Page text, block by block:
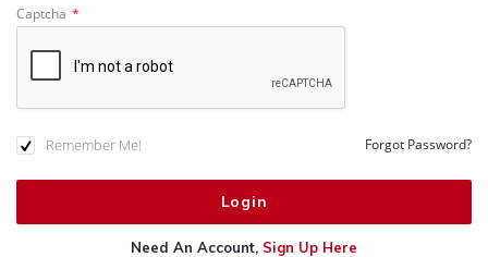
Captcha *
Remember Me! Forgot Password?
Need An Account, Sign Up Here